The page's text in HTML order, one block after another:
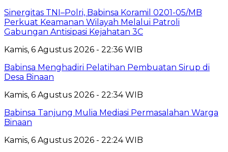
Sinergitas TNI–Polri, Babinsa Koramil 0201-05/MB
Perkuat Keamanan Wilayah Melalui Patroli
Gabungan Antisipasi Kejahatan 3C
Kamis, 6 Agustus 2026 - 22:36 WIB
Babinsa Menghadiri Pelatihan Pembuatan Sirup di
Desa Binaan
Kamis, 6 Agustus 2026 - 22:34 WIB
Babinsa Tanjung Mulia Mediasi Permasalahan Warga
Binaan
Kamis, 6 Agustus 2026 - 22:24 WIB